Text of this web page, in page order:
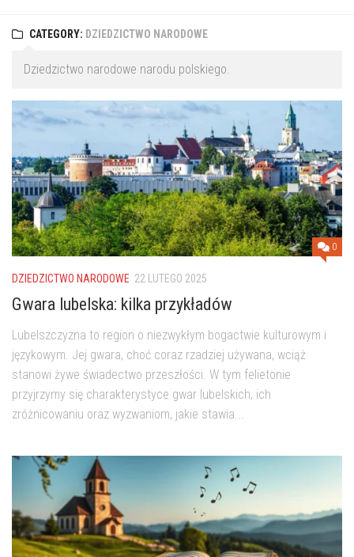
CATEGORY: DZIEDZICTWO NARODOWE
Dziedzictwo narodowe narodu polskiego.
0
DZIEDZICTWO NARODOWE 22 LUTEGO 2025
Gwara lubelska: kilka przykładów
Lubelszczyzna to region o niezwykłym bogactwie kulturowym i
językowym. Jej gwara, choć coraz rzadziej używana, wciąż
stanowi żywe świadectwo przeszłości. W tym felietonie
przyjrzymy się charakterystyce gwar lubelskich, ich
zróżnicowaniu oraz wyzwaniom, jakie stawia...